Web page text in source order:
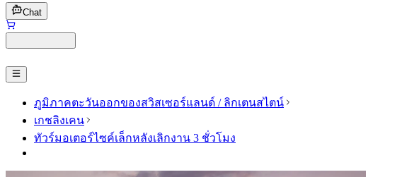
Chat
ภูมิภาคตะวันออกของสวิสเซอร์แลนด์ / ลิกเตนสไตน์
เกชลิงเคน
ทัวร์มอเตอร์ไซค์เล็กหลังเลิกงาน 3 ชั่วโมง